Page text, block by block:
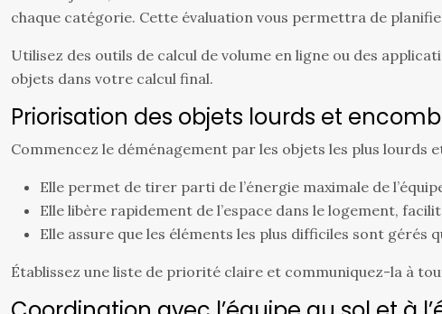
chaque catégorie. Cette évaluation vous permettra de
Utilisez des outils de calcul de volume en ligne ou des
objets dans votre calcul final.
Priorisation des objets lourds et
Commencez le déménagement par les objets les plus
Elle permet de tirer parti de l’énergie maximale de
Elle libère rapidement de l’espace dans le logement,
Elle assure que les éléments les plus difficiles sont gérés
Établissez une liste de priorité claire et communiquez-la à